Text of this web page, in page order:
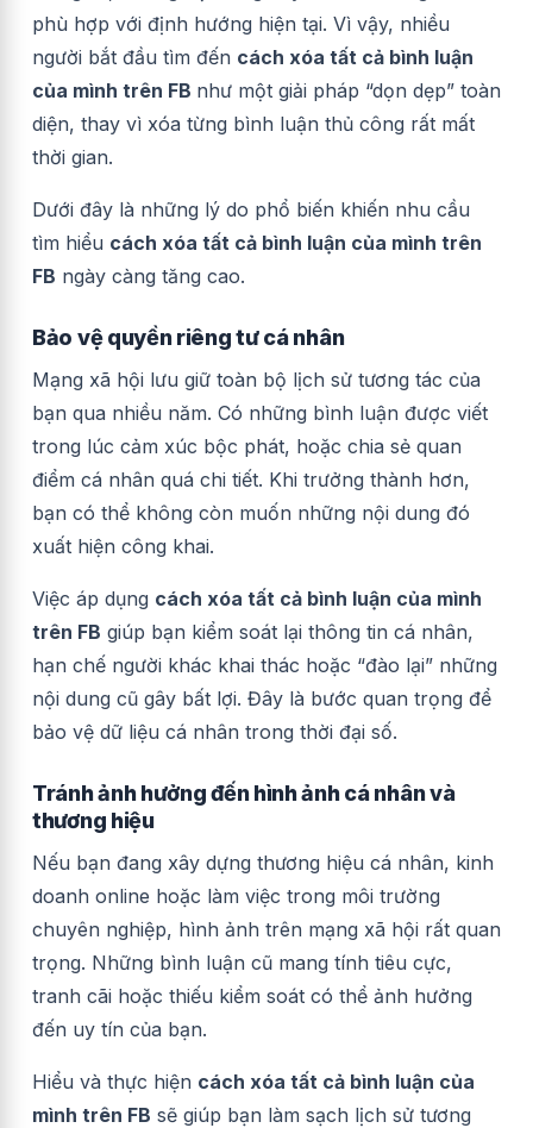
phù hợp với định hướng hiện tại. Vì vậy, nhiều
người bắt đầu tìm đến cách xóa tất cả bình luận
của mình trên FB như một giải pháp “dọn dẹp” toàn
diện, thay vì xóa từng bình luận thủ công rất mất
thời gian.
Dưới đây là những lý do phổ biến khiến nhu cầu
tìm hiểu cách xóa tất cả bình luận của mình trên
FB ngày càng tăng cao.
Bảo vệ quyền riêng tư cá nhân
Mạng xã hội lưu giữ toàn bộ lịch sử tương tác của
bạn qua nhiều năm. Có những bình luận được viết
trong lúc cảm xúc bộc phát, hoặc chia sẻ quan
điểm cá nhân quá chi tiết. Khi trưởng thành hơn,
bạn có thể không còn muốn những nội dung đó
xuất hiện công khai.
Việc áp dụng cách xóa tất cả bình luận của mình
trên FB giúp bạn kiểm soát lại thông tin cá nhân,
hạn chế người khác khai thác hoặc “đào lại” những
nội dung cũ gây bất lợi. Đây là bước quan trọng để
bảo vệ dữ liệu cá nhân trong thời đại số.
Tránh ảnh hưởng đến hình ảnh cá nhân và
thương hiệu
Nếu bạn đang xây dựng thương hiệu cá nhân, kinh
doanh online hoặc làm việc trong môi trường
chuyên nghiệp, hình ảnh trên mạng xã hội rất quan
trọng. Những bình luận cũ mang tính tiêu cực,
tranh cãi hoặc thiếu kiểm soát có thể ảnh hưởng
đến uy tín của bạn.
Hiểu và thực hiện cách xóa tất cả bình luận của
mình trên FB sẽ giúp bạn làm sạch lịch sử tương